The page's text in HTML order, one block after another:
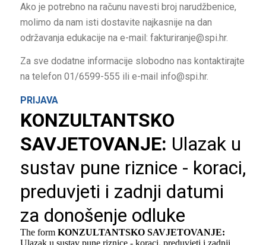
Ako je potrebno na računu navesti broj narudžbenice,
molimo da nam isti dostavite najkasnije na dan
održavanja edukacije na e-mail: fakturiranje@spi.hr.
Za sve dodatne informacije slobodno nas kontaktirajte
na telefon 01/6599-555 ili e-mail info@spi.hr.
PRIJAVA